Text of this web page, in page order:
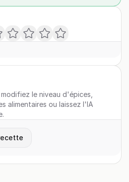
le niveau d'épices,
alimentaires ou laissez l'IA